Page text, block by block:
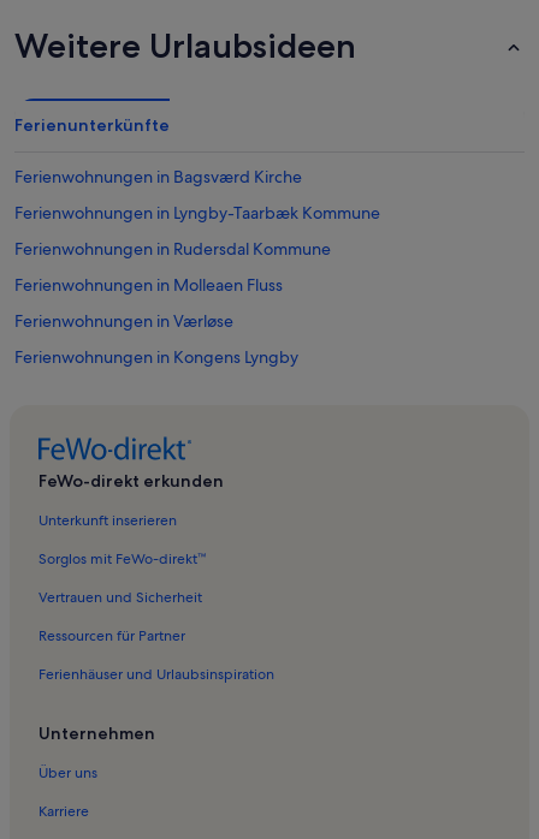
Weitere Urlaubsideen
Ferienunterkünfte
Ferienwohnungen in Bagsværd Kirche
Ferienwohnungen in Lyngby-Taarbæk Kommune
Ferienwohnungen in Rudersdal Kommune
Ferienwohnungen in Molleaen Fluss
Ferienwohnungen in Værløse
Ferienwohnungen in Kongens Lyngby
Ferienwohnungen in Vennebjerg Glaspusteri
Ferienwohnungen in Farum See
Ferienwohnungen in Christianskirken Lyngby
Ferienwohnungen in Furesø Kommune
FeWo-direkt erkunden
Unterkunft inserieren
Sorglos mit FeWo-direkt™
Vertrauen und Sicherheit
Ressourcen für Partner
Ferienhäuser und Urlaubsinspiration
Unternehmen
Über uns
Karriere